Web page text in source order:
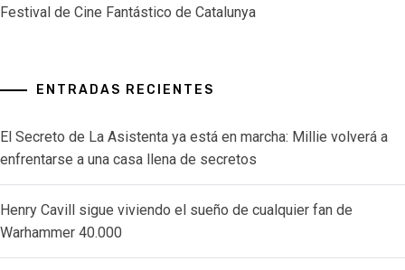
Festival de Cine Fantástico de Catalunya
ENTRADAS RECIENTES
El Secreto de La Asistenta ya está en marcha: Millie volverá a
enfrentarse a una casa llena de secretos
Henry Cavill sigue viviendo el sueño de cualquier fan de
Warhammer 40.000